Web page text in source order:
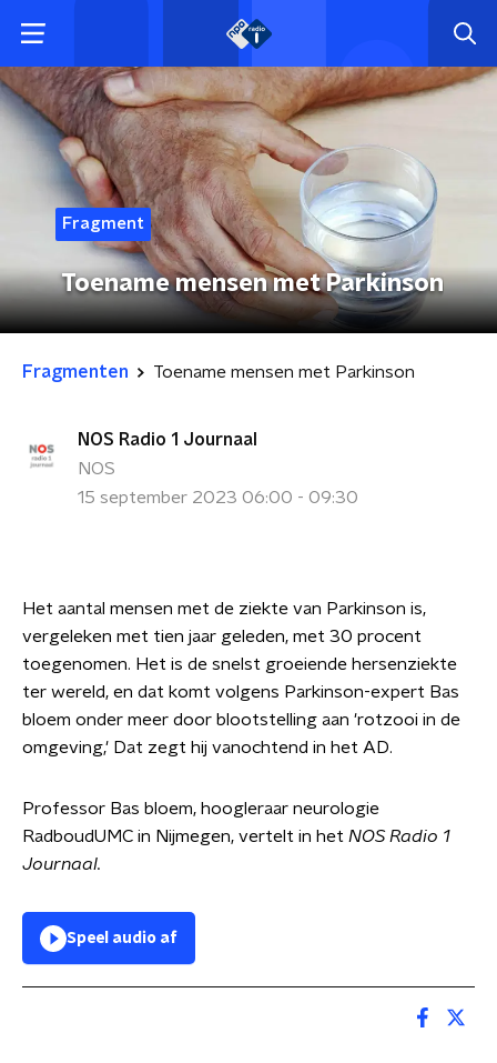
Fragment
Toename mensen met Parkinson
Fragmenten Toename mensen met Parkinson
NOS Radio 1 Journaal
NOS
15 september 2023 06:00 - 09:30
Het aantal mensen met de ziekte van Parkinson is,
vergeleken met tien jaar geleden, met 30 procent
toegenomen. Het is de snelst groeiende hersenziekte
ter wereld, en dat komt volgens Parkinson-expert Bas
bloem onder meer door blootstelling aan 'rotzooi in de
omgeving,' Dat zegt hij vanochtend in het AD.
Professor Bas bloem, hoogleraar neurologie
RadboudUMC in Nijmegen, vertelt in het NOS Radio 1
Journaal.
Speel audio af